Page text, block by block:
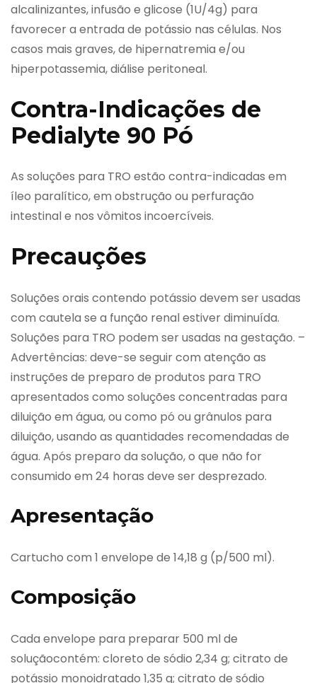
alcalinizantes, infusão e glicose (1U/4g) para
favorecer a entrada de potássio nas células. Nos
casos mais graves, de hipernatremia e/ou
hiperpotassemia, diálise peritoneal.
Contra-Indicações de
Pedialyte 90 Pó
As soluções para TRO estão contra-indicadas em
íleo paralítico, em obstrução ou perfuração
intestinal e nos vômitos incoercíveis.
Precauções
Soluções orais contendo potássio devem ser usadas
com cautela se a função renal estiver diminuída.
Soluções para TRO podem ser usadas na gestação. –
Advertências: deve-se seguir com atenção as
instruções de preparo de produtos para TRO
apresentados como soluções concentradas para
diluição em água, ou como pó ou grânulos para
diluição, usando as quantidades recomendadas de
água. Após preparo da solução, o que não for
consumido em 24 horas deve ser desprezado.
Apresentação
Cartucho com 1 envelope de 14,18 g (p/500 ml).
Composição
Cada envelope para preparar 500 ml de
soluçãocontém: cloreto de sódio 2,34 g; citrato de
potássio monoidratado 1,35 g; citrato de sódio